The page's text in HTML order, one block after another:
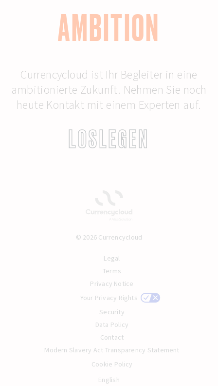
AMBITION
Currencycloud ist Ihr Begleiter in eine
ambitionierte Zukunft. Nehmen Sie noch
heute Kontakt mit einem Experten auf.
LOSLEGEN
© 2026 Currencycloud
Legal
Terms
Privacy Notice
Your Privacy Rights
Security
Data Policy
Contact
Modern Slavery Act Transparency Statement
Cookie Policy
English